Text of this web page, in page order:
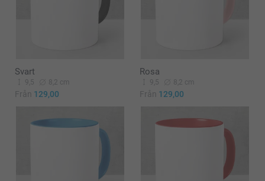
Svart
9,5 8,2 cm
Från 129,00
Rosa
9,5 8,2 cm
Från 129,00